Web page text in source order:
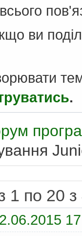
ви
.
1 по 20 з